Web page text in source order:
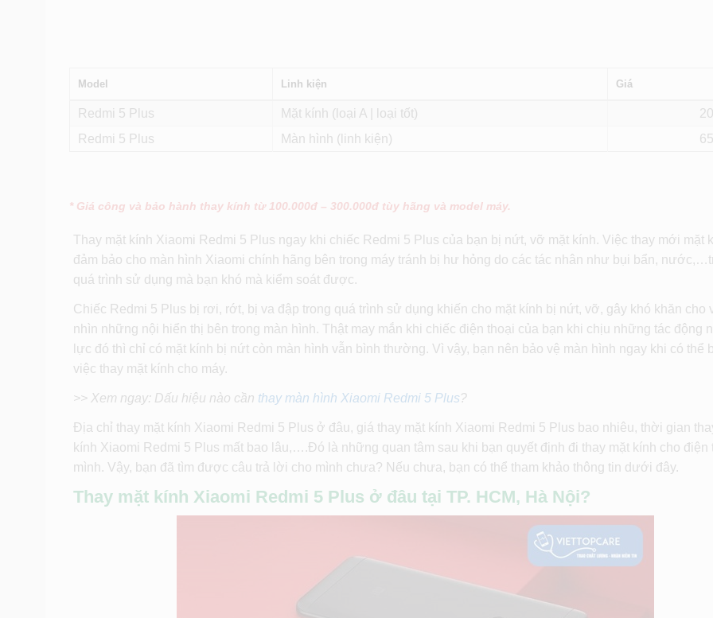
Model Linh kiện Giá
Redmi 5 Plus Mặt kính (loại A | loại tốt)
Redmi 5 Plus
Màn hình (linh kiện)
* Giá công và bảo hành thay kính từ 100.000đ – 300.000đ tùy hãng và model máy.
Thay mặt kính Xiaomi Redmi 5 Plus ngay khi chiếc Redmi 5 Plus của bạn bị nứt, vỡ mặt kính. Việc thay mới mặt
đảm bảo cho màn hình Xiaomi chính hãng bên trong máy tránh bị hư hỏng do các tác nhân như bụi bẩn,
quá trình sử dụng mà bạn khó mà kiểm soát được.
Chiếc Redmi 5 Plus bị rơi, rớt, bị va đập trong quá trình sử dụng khiến cho mặt kính bị nứt, vỡ, gây khó khăn cho
nhìn những nội hiển thị bên trong màn hình. Thật may mắn khi chiếc điện thoại của bạn khi chịu những tác động
lực đó thì chỉ có mặt kính bị nứt còn màn hình vẫn bình thường. Vì vậy, bạn nên bảo vệ màn hình ngay khi có thể
việc thay mặt kính cho máy.
>> Xem ngay: Dấu hiệu nào cần thay màn hình Xiaomi Redmi 5 Plus?
Địa chỉ thay mặt kính Xiaomi Redmi 5 Plus ở đâu, giá thay mặt kính Xiaomi Redmi 5 Plus bao nhiêu, thời gian
kính Xiaomi Redmi 5 Plus mất bao lâu,….Đó là những quan tâm sau khi bạn quyết định đi thay mặt kính cho điện
mình. Vậy, bạn đã tìm được câu trả lời cho mình chưa? Nếu chưa, bạn có thể tham khảo thông tin dưới đây.
Thay mặt kính Xiaomi Redmi 5 Plus ở đâu tại TP. HCM, Hà Nội?